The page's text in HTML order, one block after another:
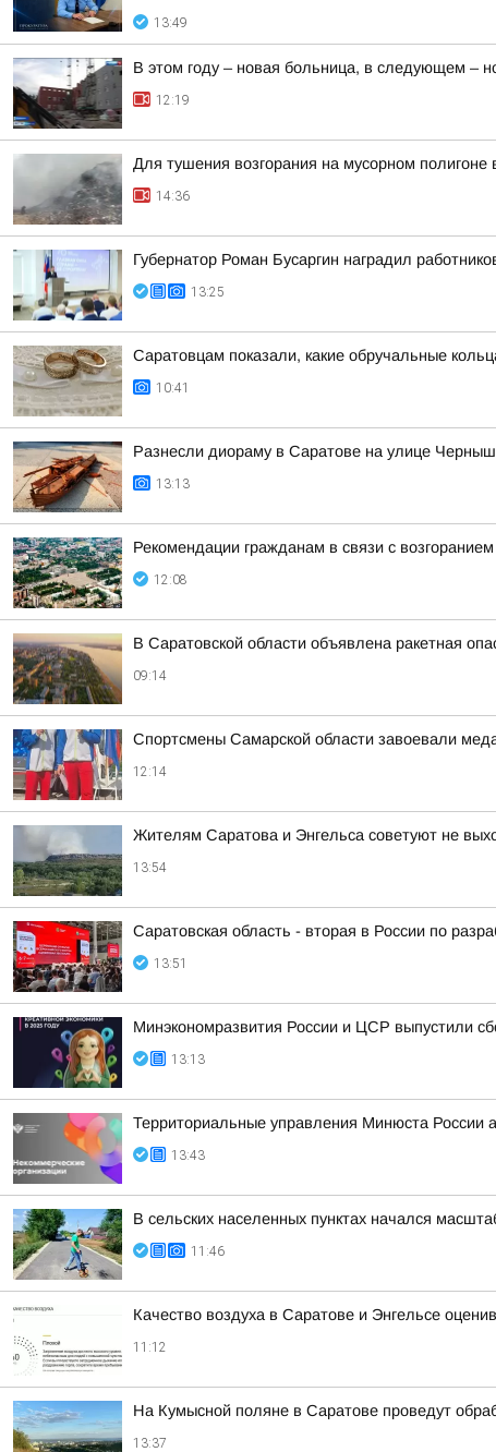
13:49
В этом году – новая больница, в следующем –
12:19
Для тушения возгорания на мусорном
14:36
Губернатор Роман Бусаргин наградил
13:25
Саратовцам показали, какие обручальные
10:41
Разнесли диораму в Саратове на улице
13:13
Рекомендации гражданам в связи с
12:08
В Саратовской области объявлена ракетная
09:14
Спортсмены Самарской области завоевали
12:14
Жителям Саратова и Энгельса советуют не
13:54
Саратовская область - вторая в России по
13:51
Минэкономразвития России и ЦСР выпустили
13:13
Территориальные управления Минюста России
13:43
В сельских населенных пунктах начался
11:46
Качество воздуха в Саратове и Энгельсе
11:12
На Кумысной поляне в Саратове проведут
13:37